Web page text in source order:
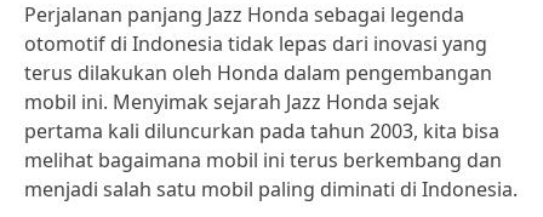
Perjalanan panjang Jazz Honda sebagai legenda
otomotif di Indonesia tidak lepas dari inovasi yang
terus dilakukan oleh Honda dalam pengembangan
mobil ini. Menyimak sejarah Jazz Honda sejak
pertama kali diluncurkan pada tahun 2003, kita bisa
melihat bagaimana mobil ini terus berkembang dan
menjadi salah satu mobil paling diminati di Indonesia.